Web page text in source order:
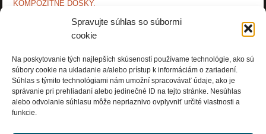
Spravujte súhlas so súbormi
cookie
Na poskytovanie tých najlepších skúseností používame technológie, ako sú
súbory cookie na ukladanie a/alebo prístup k informáciám o zariadení.
Súhlas s týmito technológiami nám umožní spracovávať údaje, ako je
správanie pri prehliadaní alebo jedinečné ID na tejto stránke. Nesúhlas
alebo odvolanie súhlasu môže nepriaznivo ovplyvniť určité vlastnosti a
funkcie.
KOMPOZITNÉ DOSKY.
MONTÁŽNE NÁVODY
OCHRANA OSOBNÝCH ÚDAJOV
PRÍSLUŠENSTVO.
Zásady používania súborov cookie (EÚ)